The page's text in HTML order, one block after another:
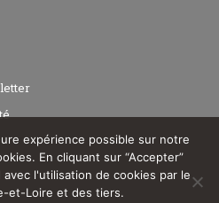
expérience possible sur notre
En cliquant sur “Accepter”
l'utilisation de cookies par le
et-Loire et des tiers.